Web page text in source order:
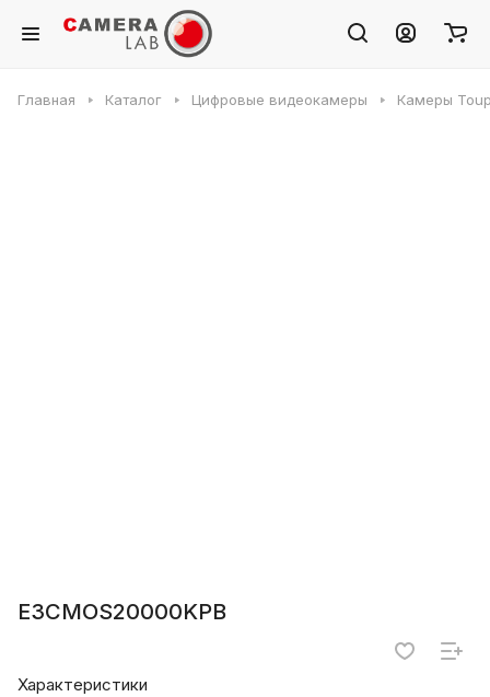
Главная Каталог Цифровые видеокамеры Камеры
E3CMOS20000KPB
Характеристики